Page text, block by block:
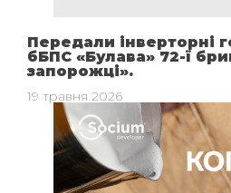
Передали інверторні
бБПС «Булава» 72-ї
запорожці».
19 травня 2026